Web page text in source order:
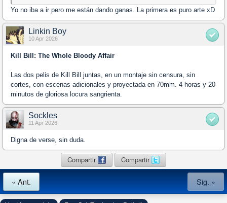
Yo no iba a ir pero me están dando ganas. La primera es puro arte xD
Linkin Boy
10 Apr 2026
Kill Bill: The Whole Bloody Affair
Las dos pelis de Kill Bill juntas, en un montaje sin censura, sin
cortes, con escenas adicionales y proyectada en 70mm. 4 horas y 20
minutos de gloriosa locura sangrienta.
Sockles
11 Apr 2026
Digna de verse, sin duda.
Compartir Compartir
« Ant. Sig. »